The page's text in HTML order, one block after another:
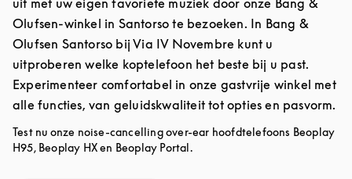
uit met uw eigen favoriete muziek door onze Bang &
Olufsen-winkel in Santorso te bezoeken. In Bang &
Olufsen Santorso bij Via IV Novembre kunt u
uitproberen welke koptelefoon het beste bij u past.
Experimenteer comfortabel in onze gastvrije winkel met
alle functies, van geluidskwaliteit tot opties en pasvorm.
Test nu onze noise-cancelling over-ear hoofdtelefoons Beoplay
H95, Beoplay HX en Beoplay Portal.